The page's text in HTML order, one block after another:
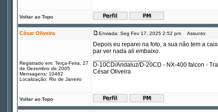
Voltar ao Topo
César Oliveira Enviada: Seg Fev 17, 2025 2:52 pm Assunto:
Registrado em: Terça-Feira, 27
de Dezembro de 2005
Mensagens: 10462
Localização: Rio de Janeiro
Depois eu reparei na foto, a sua não tem a
par ver nada ali embaixo.
D-10CD/Andaluz/D-20CD - NX-400 falcon -
César Oliveira
Voltar ao Topo